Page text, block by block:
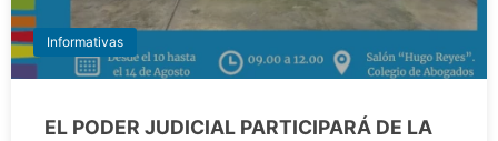
Informativas
EL PODER JUDICIAL PARTICIPARÁ DE LA